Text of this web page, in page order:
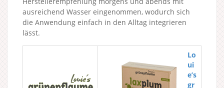
ausreichend Wasser eingenommen, wodurch sich
die Anwendung einfach in den Alltag integrieren
lässt.
Lo
ui
e’s
gr